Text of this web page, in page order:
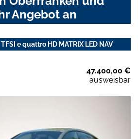
Angebot an
e quattro HD MATRIX LED NAV
47.400,00 €
ausweisbar